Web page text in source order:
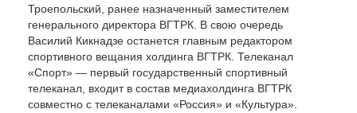
Троепольский, ранее назначенный заместителем
генерального директора ВГТРК. В свою очередь
Василий Кикнадзе останется главным редактором
спортивного вещания холдинга ВГТРК. Телеканал
«Спорт» — первый государственный спортивный
телеканал, входит в состав медиахолдинга ВГТРК
совместно с телеканалами «Россия» и «Культура».